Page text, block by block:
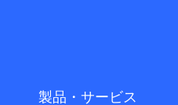
製品・サービス